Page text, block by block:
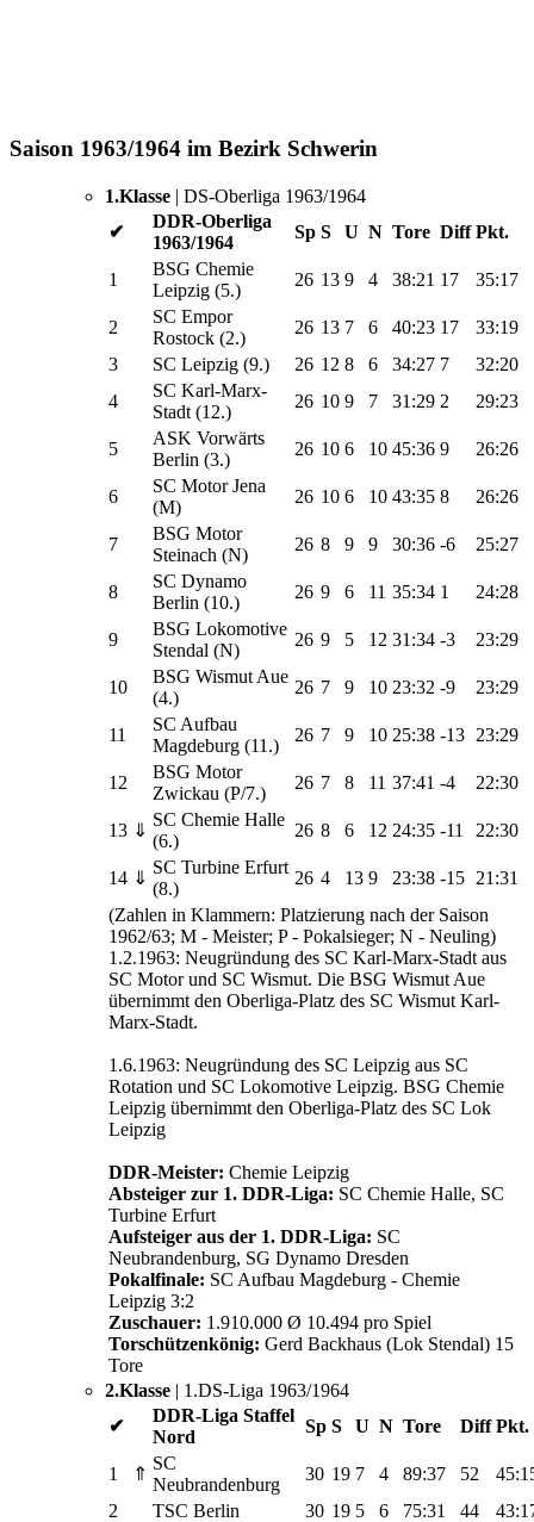
Saison 1963/1964 im Bezirk Schwerin
1.Klasse | DS-Oberliga 1963/1964
✔
DDR-Oberliga
1963/1964
Sp S U N Tore Diff Pkt.
1
BSG Chemie
Leipzig (5.)
26 13 9 4 38:21 17 35:17
2
SC Empor
Rostock (2.)
26 13 7 6 40:23 17
33:19
3
SC Leipzig (9.) 26 12 8 6 34:27 7
32:20
4
SC Karl-Marx-
Stadt (12.)
26 10 9 7 31:29 2 29:23
5
ASK Vorwärts
Berlin (3.)
26 10 6 10 45:36 9 26:26
6
SC Motor Jena
(M)
26 10 6 10 43:35 8 26:26
7
BSG Motor
Steinach (N)
26 8 9 9 30:36 -6 25:27
8
SC Dynamo
Berlin (10.)
26 9 6 11 35:34 1 24:28
9
BSG Lokomotive
Stendal (N)
26 9 5 12 31:34 -3 23:29
10
BSG Wismut Aue
(4.)
26 7 9 10 23:32 -9 23:29
11
SC Aufbau
Magdeburg (11.)
26 7 9 10 25:38 -13 23:29
12
BSG Motor
Zwickau (P/7.)
26 7 8 11 37:41 -4 22:30
13 ⇓
SC Chemie Halle
(6.)
26 8 6 12 24:35 -11 22:30
14 ⇓
SC Turbine Erfurt
(8.)
26 4 13 9 23:38 -15 21:31
(Zahlen in Klammern: Platzierung nach der Saison
1962/63; M - Meister; P - Pokalsieger; N - Neuling)
1.2.1963: Neugründung des SC Karl-Marx-Stadt aus
SC Motor und SC Wismut. Die BSG Wismut Aue
übernimmt den Oberliga-Platz des SC Wismut Karl-
Marx-Stadt.
1.6.1963: Neugründung des SC Leipzig aus SC
Rotation und SC Lokomotive Leipzig. BSG Chemie
Leipzig übernimmt den Oberliga-Platz des SC Lok
Leipzig
DDR-Meister: Chemie Leipzig
Absteiger zur 1. DDR-Liga: SC Chemie Halle, SC
Turbine Erfurt
Aufsteiger aus der 1. DDR-Liga: SC
Neubrandenburg, SG Dynamo Dresden
Pokalfinale: SC Aufbau Magdeburg - Chemie
Leipzig 3:2
Zuschauer: 1.910.000 Ø 10.494 pro Spiel
Torschützenkönig: Gerd Backhaus (Lok Stendal) 15
Tore
2.Klasse | 1.DS-Liga 1963/1964
✔
DDR-Liga Staffel
Nord
Sp S U N Tore Diff Pkt.
1 ⇑
SC
Neubrandenburg
30 19 7 4 89:37 52
2
TSC Berlin 30 19 5 6 75:31 44